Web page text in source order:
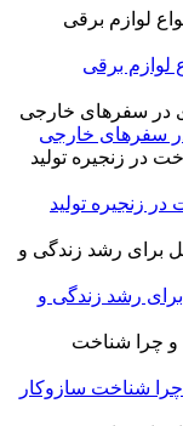
برقی
سفرهای خارجی
در زنجیره تولید
رشد زندگی و
شناخت سازوکار